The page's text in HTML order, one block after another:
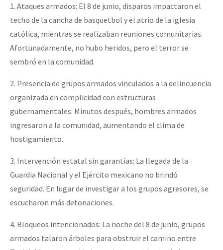
1. Ataques armados: El 8 de junio, disparos impactaron el
techo de la cancha de basquetbol y el atrio de la iglesia
católica, mientras se realizaban reuniones comunitarias.
Afortunadamente, no hubo heridos, pero el terror se
sembró en la comunidad.
2. Presencia de grupos armados vinculados a la delincuencia
organizada en complicidad con estructuras
gubernamentales: Minutos después, hombres armados
ingresaron a la comunidad, aumentando el clima de
hostigamiento.
3. Intervención estatal sin garantías: La llegada de la
Guardia Nacional y el Ejército mexicano no brindó
seguridad. En lugar de investigar a los grupos agresores, se
escucharon más detonaciones.
4. Bloqueos intencionados: La noche del 8 de junio, grupos
armados talaron árboles para obstruir el camino entre